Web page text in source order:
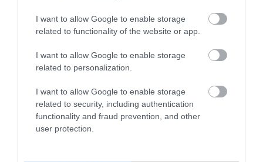
I want to allow Google to enable storage
related to functionality of the website or app.
I want to allow Google to enable storage
related to personalization.
I want to allow Google to enable storage
related to security, including authentication
functionality and fraud prevention, and other
user protection.
MAGYAR PÉTER: KIÍRJÁK AZ ELSŐ
2026. augusztus 06 Mindenki ügye
ELOLTOTTÁK A TÜZET